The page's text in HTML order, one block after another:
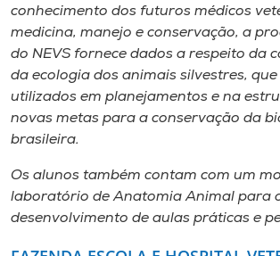
conhecimento dos futuros médicos
medicina, manejo e conservação, a
do NEVS fornece dados a respeito da
da ecologia dos animais silvestres,
utilizados em planejamentos e na
novas metas para a conservação da
brasileira.
Os alunos também contam com um
laboratório de Anatomia Animal para
desenvolvimento de aulas práticas e